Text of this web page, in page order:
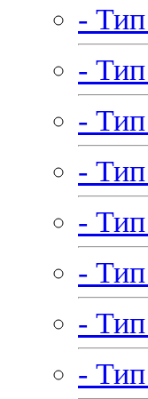
-
-
-
-
-
-
-
-